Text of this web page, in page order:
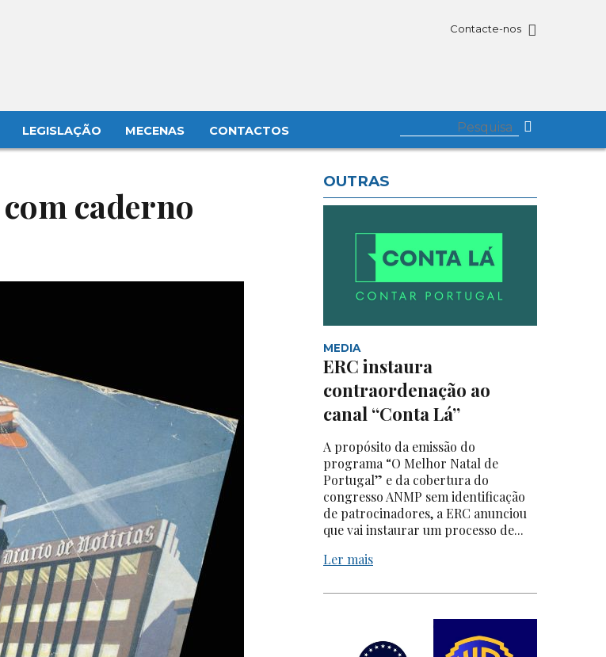
Contacte-nos
LEGISLAÇÃO MECENAS CONTACTOS
caderno
OUTRAS
MEDIA
ERC instaura
contraordenação ao
canal “Conta Lá”
A propósito da emissão do
programa “O Melhor Natal de
Portugal” e da cobertura do
congresso ANMP sem identificação
de patrocinadores, a ERC anunciou
que vai instaurar um processo de...
Ler mais